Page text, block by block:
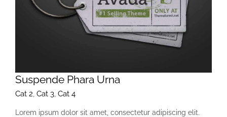
Suspende Phara Urna
Cat 2, Cat 3, Cat 4
Lorem ipsum dolor sit amet, consectetur adipiscing elit.